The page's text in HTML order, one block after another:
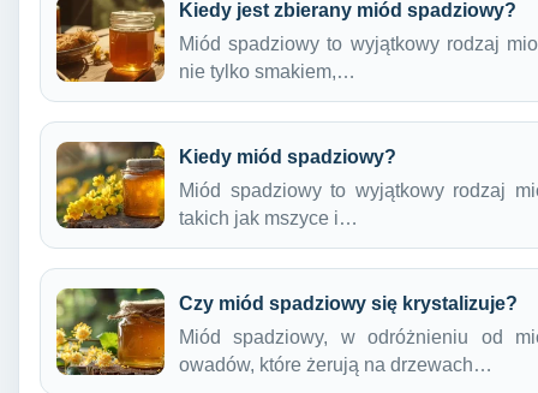
Kiedy jest zbierany miód spadziowy?
Miód spadziowy to wyjątkowy rodzaj
nie tylko smakiem,…
Kiedy miód spadziowy?
Miód spadziowy to wyjątkowy rodzaj
takich jak mszyce i…
Czy miód spadziowy się krystalizuje?
Miód spadziowy, w odróżnieniu od
owadów, które żerują na drzewach…